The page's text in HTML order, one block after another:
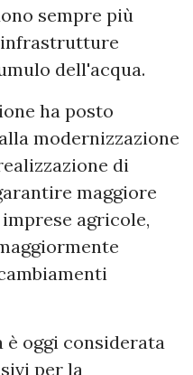
sempre più
dell'acqua.
ha posto
modernizzazione
di
maggiore
agricole,
oggi considerata
per la